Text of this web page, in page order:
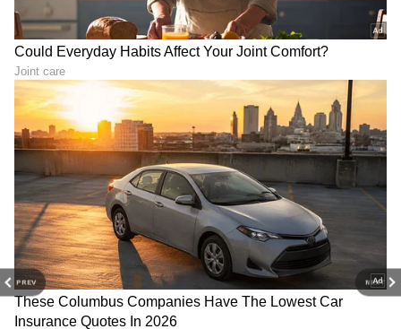
PREV NEXT